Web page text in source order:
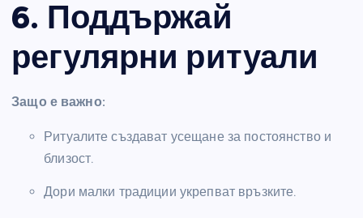
6. Поддържай
регулярни ритуали
Защо е важно:
Ритуалите създават усещане за постоянство и
близост.
Дори малки традиции укрепват връзките.